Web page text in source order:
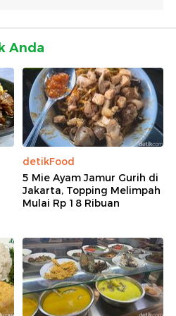
Anda
detikFood
5 Mie Ayam Jamur Gurih di
Jakarta, Topping Melimpah
Mulai Rp 18 Ribuan